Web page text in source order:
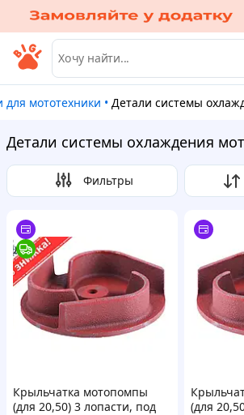
для мототехники • Детали системы
Детали системы охлаждения
Фильтры
Крыльчатка мотопомпы
(для 20,50) 3 лопасти, под
(для